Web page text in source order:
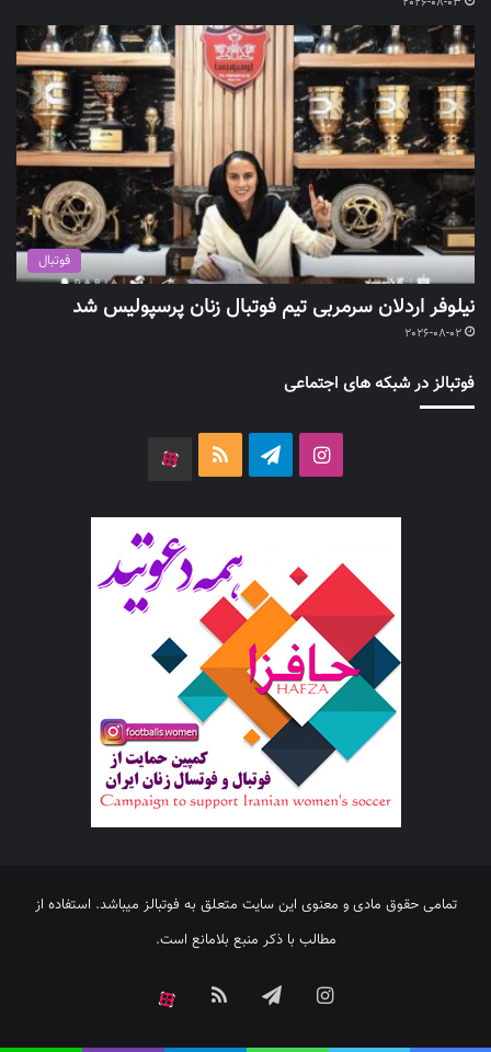
فوتبال
نیلوفر اردلان سرمربی تیم فوتبال زنان پرسپولیس شد
2026-08-02
فوتبالز در شبکه های اجتماعی
اینستاگرامتلگرام خوراک
تمامی حقوق مادی و معنوی این سایت متعلق به فوتبالز میباشد. استفاده از
مطالب با ذکر منبع بلامانع است.
اینستاگرامتلگرام خوراک